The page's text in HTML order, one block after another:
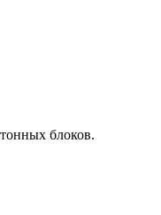
блоков.